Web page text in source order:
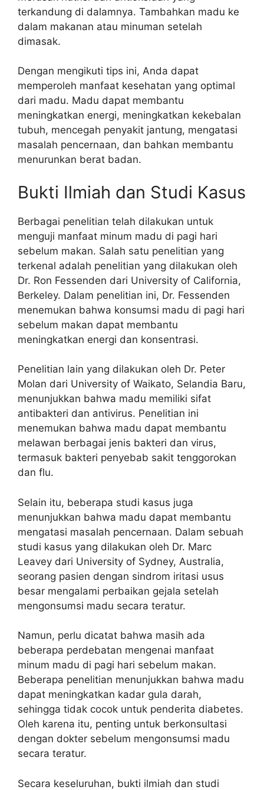
terkandung di dalamnya. Tambahkan madu ke
dalam makanan atau minuman setelah
dimasak.
Dengan mengikuti tips ini, Anda dapat
memperoleh manfaat kesehatan yang optimal
dari madu. Madu dapat membantu
meningkatkan energi, meningkatkan kekebalan
tubuh, mencegah penyakit jantung, mengatasi
masalah pencernaan, dan bahkan membantu
menurunkan berat badan.
Bukti Ilmiah dan Studi Kasus
Berbagai penelitian telah dilakukan untuk
menguji manfaat minum madu di pagi hari
sebelum makan. Salah satu penelitian yang
terkenal adalah penelitian yang dilakukan oleh
Dr. Ron Fessenden dari University of California,
Berkeley. Dalam penelitian ini, Dr. Fessenden
menemukan bahwa konsumsi madu di pagi hari
sebelum makan dapat membantu
meningkatkan energi dan konsentrasi.
Penelitian lain yang dilakukan oleh Dr. Peter
Molan dari University of Waikato, Selandia Baru,
menunjukkan bahwa madu memiliki sifat
antibakteri dan antivirus. Penelitian ini
menemukan bahwa madu dapat membantu
melawan berbagai jenis bakteri dan virus,
termasuk bakteri penyebab sakit tenggorokan
dan flu.
Selain itu, beberapa studi kasus juga
menunjukkan bahwa madu dapat membantu
mengatasi masalah pencernaan. Dalam sebuah
studi kasus yang dilakukan oleh Dr. Marc
Leavey dari University of Sydney, Australia,
seorang pasien dengan sindrom iritasi usus
besar mengalami perbaikan gejala setelah
mengonsumsi madu secara teratur.
Namun, perlu dicatat bahwa masih ada
beberapa perdebatan mengenai manfaat
minum madu di pagi hari sebelum makan.
Beberapa penelitian menunjukkan bahwa madu
dapat meningkatkan kadar gula darah,
sehingga tidak cocok untuk penderita diabetes.
Oleh karena itu, penting untuk berkonsultasi
dengan dokter sebelum mengonsumsi madu
secara teratur.
Secara keseluruhan, bukti ilmiah dan studi